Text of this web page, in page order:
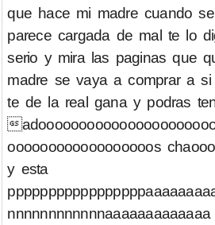
que hace mi madre cuando
parece cargada de mal te lo
serio y mira las paginas que
madre se vaya a comprar a
te de la real gana y podras
ooooooooo​ooooooooos
y esta
nnnnnnnn​nnnnaaaaaaaaaaaaa